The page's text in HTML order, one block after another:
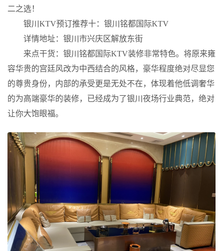
二之选！
银川KTV预订推荐十：银川铭都国际KTV
详情地址：银川市兴庆区解放东街
来点干货：银川铭都国际KTV装修非常特色。将原来雍
容华贵的宫廷风改为中西结合的风格，豪华程度绝对尽显您
的尊贵身份，内部的承受更是无处不在，体现着他低调奢华
的为高端豪华的装修，已经成为了银川夜场行业典范，绝对
让你大饱眼福。